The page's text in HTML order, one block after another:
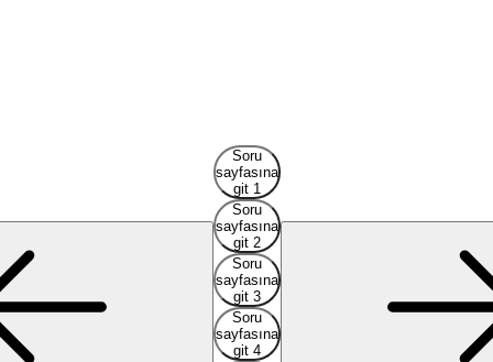
Soru
sayfasına
git 1
Soru
sayfasına
git 2
Soru
sayfasına
git 3
Soru
sayfasına
git 4